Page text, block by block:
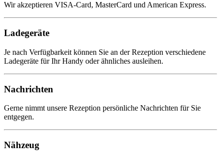
Wir akzeptieren VISA-Card, MasterCard und American Express.
Ladegeräte
Je nach Verfügbarkeit können Sie an der Rezeption verschiedene
Ladegeräte für Ihr Handy oder ähnliches ausleihen.
Nachrichten
Gerne nimmt unsere Rezeption persönliche Nachrichten für Sie
entgegen.
Nähzeug